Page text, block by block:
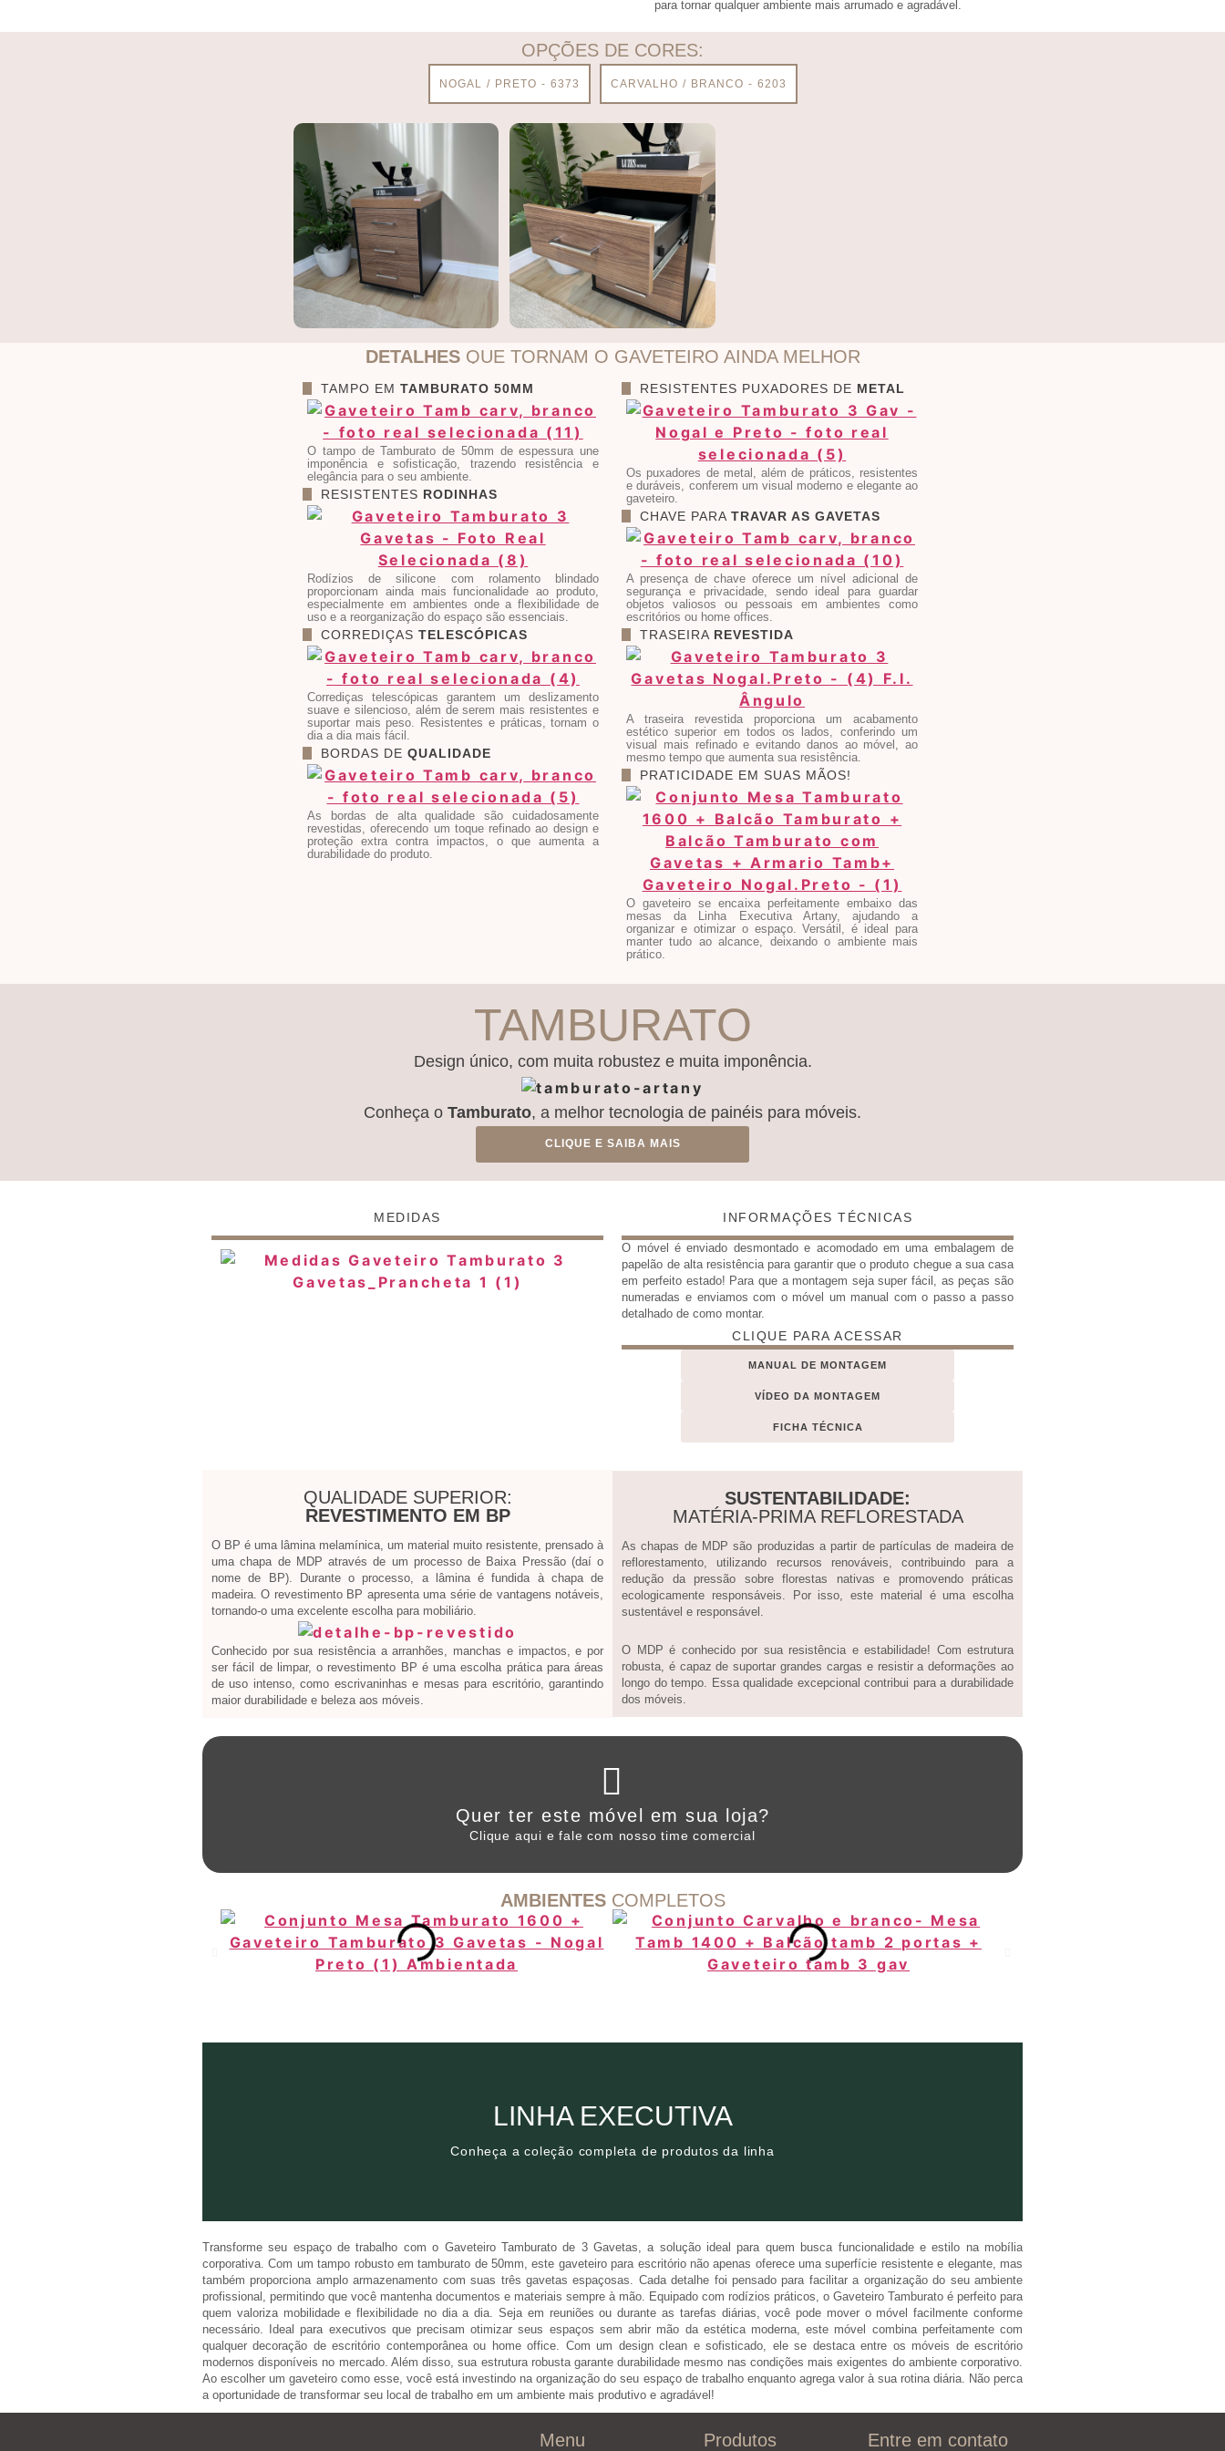
para tornar qualquer ambiente mais arrumado e agradável.
OPÇÕES DE CORES:
NOGAL / PRETO - 6373 CARVALHO / BRANCO - 6203
DETALHESQUE TORNAM O GAVETEIRO AINDA MELHOR
TAMPO EM TAMBURATO 50MM
O tampo de Tamburato de 50mm de espessura une
imponência e sofisticação, trazendo resistência e
elegância para o seu ambiente.
RESISTENTES RODINHAS
Rodízios de silicone com rolamento blindado
proporcionam ainda mais funcionalidade ao produto,
especialmente em ambientes onde a flexibilidade de
uso e a reorganização do espaço são essenciais.
CORREDIÇAS TELESCÓPICAS
Corrediças telescópicas garantem um deslizamento
suave e silencioso, além de serem mais resistentes e
suportar mais peso. Resistentes e práticas, tornam o
dia a dia mais fácil.
BORDAS DE QUALIDADE
As bordas de alta qualidade são cuidadosamente
revestidas, oferecendo um toque refinado ao design e
proteção extra contra impactos, o que aumenta a
durabilidade do produto.
RESISTENTES PUXADORES DE METAL
Os puxadores de metal, além de práticos, resistentes
e duráveis, conferem um visual moderno e elegante ao
gaveteiro.
CHAVE PARA TRAVAR AS GAVETAS
A presença de chave oferece um nível adicional de
segurança e privacidade, sendo ideal para guardar
objetos valiosos ou pessoais em ambientes como
escritórios ou home offices.
TRASEIRA REVESTIDA
A traseira revestida proporciona um acabamento
estético superior em todos os lados, conferindo um
visual mais refinado e evitando danos ao móvel, ao
mesmo tempo que aumenta sua resistência.
PRATICIDADE EM SUAS MÃOS!
O gaveteiro se encaixa perfeitamente embaixo das
mesas da Linha Executiva Artany, ajudando a
organizar e otimizar o espaço. Versátil, é ideal para
manter tudo ao alcance, deixando o ambiente mais
prático.
TAMBURATO
Design único, com muita robustez e muita imponência.
Conheça o Tamburato, a melhor tecnologia de painéis para móveis.
CLIQUE E SAIBA MAIS
MEDIDAS INFORMAÇÕES TÉCNICAS
O móvel é enviado desmontado e acomodado em uma embalagem de
papelão de alta resistência para garantir que o produto chegue a sua casa
em perfeito estado! Para que a montagem seja super fácil, as peças são
numeradas e enviamos com o móvel um manual com o passo a passo
detalhado de como montar.
CLIQUE PARA ACESSAR
MANUAL DE MONTAGEM
VÍDEO DA MONTAGEM
FICHA TÉCNICA
QUALIDADE SUPERIOR:
REVESTIMENTO EM BP
O BP é uma lâmina melamínica, um material muito resistente, prensado à
uma chapa de MDP através de um processo de Baixa Pressão (daí o
nome de BP). Durante o processo, a lâmina é fundida à chapa de
madeira. O revestimento BP apresenta uma série de vantagens notáveis,
tornando-o uma excelente escolha para mobiliário.
Conhecido por sua resistência a arranhões, manchas e impactos, e por
ser fácil de limpar, o revestimento BP é uma escolha prática para áreas
de uso intenso, como escrivaninhas e mesas para escritório, garantindo
maior durabilidade e beleza aos móveis.
SUSTENTABILIDADE:
MATÉRIA-PRIMA REFLORESTADA
As chapas de MDP são produzidas a partir de partículas de madeira de
reflorestamento, utilizando recursos renováveis, contribuindo para a
redução da pressão sobre florestas nativas e promovendo práticas
ecologicamente responsáveis. Por isso, este material é uma escolha
sustentável e responsável.
O MDP é conhecido por sua resistência e estabilidade! Com estrutura
robusta, é capaz de suportar grandes cargas e resistir a deformações ao
longo do tempo. Essa qualidade excepcional contribui para a durabilidade
dos móveis.
Quer ter este móvel em sua loja?
Clique aqui e fale com nosso time comercial
WHATSAPP ARTANY
Clique aqui
AMBIENTESCOMPLETOS
LINHA EXECUTIVA
Conheça a coleção completa de produtos da linha
Transforme seu espaço de trabalho com o Gaveteiro Tamburato de 3 Gavetas, a solução ideal para quem busca funcionalidade e estilo na mobília
corporativa. Com um tampo robusto em tamburato de 50mm, este gaveteiro para escritório não apenas oferece uma superfície resistente e elegante, mas
também proporciona amplo armazenamento com suas três gavetas espaçosas. Cada detalhe foi pensado para facilitar a organização do seu ambiente
profissional, permitindo que você mantenha documentos e materiais sempre à mão. Equipado com rodízios práticos, o Gaveteiro Tamburato é perfeito para
quem valoriza mobilidade e flexibilidade no dia a dia. Seja em reuniões ou durante as tarefas diárias, você pode mover o móvel facilmente conforme
necessário. Ideal para executivos que precisam otimizar seus espaços sem abrir mão da estética moderna, este móvel combina perfeitamente com
qualquer decoração de escritório contemporânea ou home office. Com um design clean e sofisticado, ele se destaca entre os móveis de escritório
modernos disponíveis no mercado. Além disso, sua estrutura robusta garante durabilidade mesmo nas condições mais exigentes do ambiente corporativo.
Ao escolher um gaveteiro como esse, você está investindo na organização do seu espaço de trabalho enquanto agrega valor à sua rotina diária. Não perca
a oportunidade de transformar seu local de trabalho em um ambiente mais produtivo e agradável!
Menu Produtos Entre em contato